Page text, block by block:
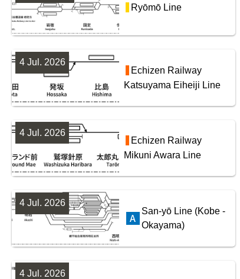
Ryōmō Line
Echizen Railway
Katsuyama Eiheiji Line
4 Jul. 2026
Echizen Railway
Mikuni Awara Line
4 Jul. 2026
San-yō Line (Kobe -
Okayama)
4 Jul. 2026
4 Jul. 2026